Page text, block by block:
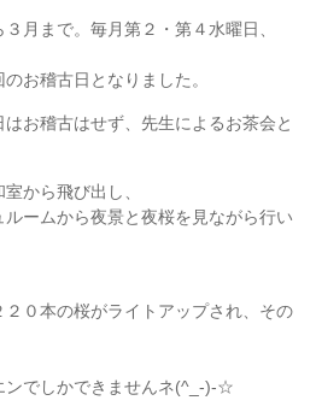
月まで。毎月第２・第４水曜日、
お稽古日となりました。
お稽古はせず、先生によるお茶会と
から飛び出し、
ームから夜景と夜桜を見ながら行い
０本の桜がライトアップされ、その
ンでしかできませんネ(^_-)-☆